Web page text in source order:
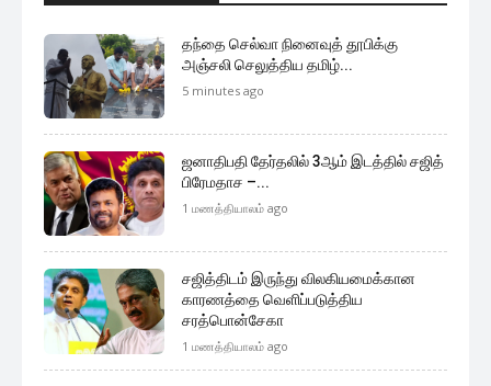
தந்தை செல்வா நினைவுத் தூபிக்கு
அஞ்சலி செலுத்திய தமிழ்...
5 minutes ago
ஜனாதிபதி தேர்தலில் 3ஆம் இடத்தில் சஜித்
பிரேமதாச –...
1 மணத்தியாலம் ago
சஜித்திடம் இருந்து விலகியமைக்கான
காரணத்தை வெளிப்படுத்திய
சரத்பொன்சேகா
1 மணத்தியாலம் ago